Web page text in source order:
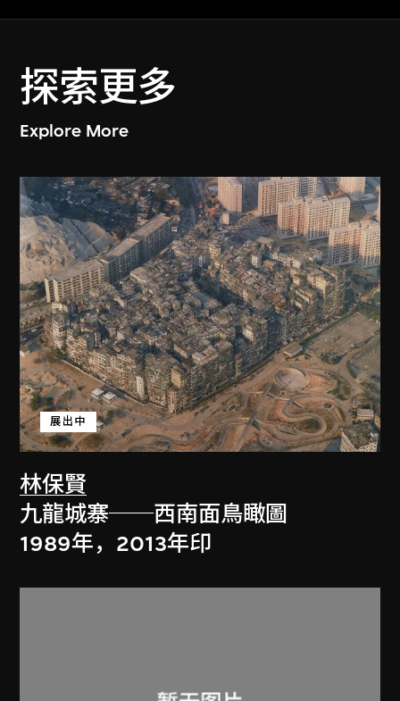
探索更多
Explore More
林保賢
展出中
九龍城寨──西南面鳥瞰圖
1989年，2013年印